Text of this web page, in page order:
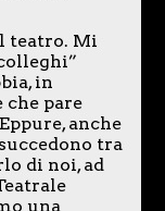
teatro. Mi
in
che pare
anche
tra
di noi, ad
una